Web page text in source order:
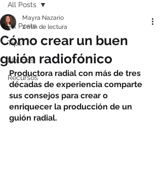
All Posts
Tips
Noticias
Recursos
All Posts
Cómo crear un buen
guión radiofónico
Mayra Nazario
2 min de lectura
Productora radial con más de tres
décadas de experiencia comparte
sus consejos para crear o
enriquecer la producción de un
guión radial.